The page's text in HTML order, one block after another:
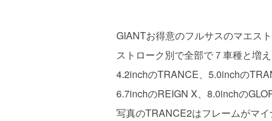
GIANTお得意のフルサスのマエス
ストローク別で全部で７車種と増
4.2inchのTRANCE、5.0inchの
6.7inchのREIGN X、8.0inchの
写真のTRANCE2はフレームがマ